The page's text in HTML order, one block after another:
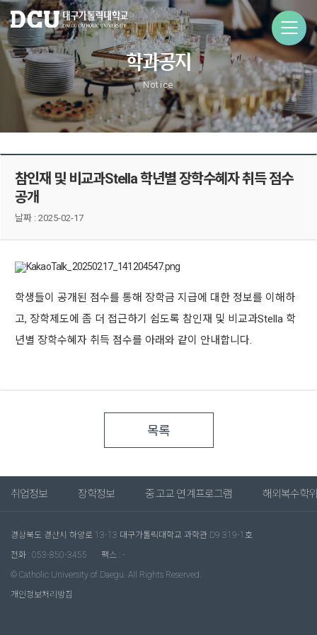
학과공지
Notice
참인재 및 비교과Stella 학년별 장학수혜자 취득 점수
공개
날짜 : 2025-02-17
학생들이 공개된 점수를 통해 장학금 지급에 대한 정보를 이해하
고, 장학제도에 좀 더 접근하기 쉽도록 참인재 및 비교과Stella 학
년별 장학수혜자 취득 점수를 아래와 같이 안내합니다.
목록
취업정보 장학정보 중.고교 연계프로그램 해외복수학
경상북도 경산시 하양로 13-13 대구가톨릭대학교 과학관 D9 319-1호
전화 : 053-850-3455
팩스 : -
© Catholic University of Daegu. All Rights Reserved.
개인정보처리방침